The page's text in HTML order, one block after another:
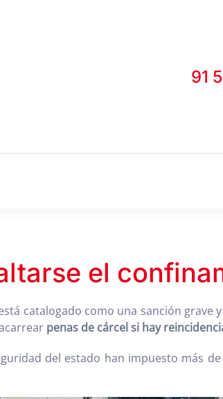
91
el
catalogado como una sanción grave
penas de cárcel si hay
del estado han impuesto más